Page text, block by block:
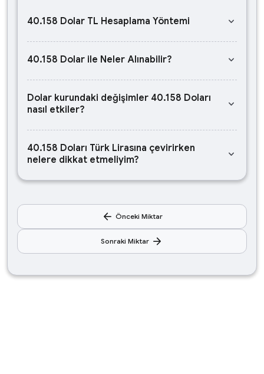
40.158 Dolar TL Hesaplama Yöntemi keyboard_arrow_down
40.158 Dolar ile Neler Alınabilir? keyboard_arrow_down
Dolar kurundaki değişimler 40.158 Doları
nasıl etkiler?
keyboard_arrow_down
40.158 Doları Türk Lirasına çevirirken
nelere dikkat etmeliyim?
keyboard_arrow_down
arrow_back Önceki Miktar
Sonraki Miktar arrow_forward